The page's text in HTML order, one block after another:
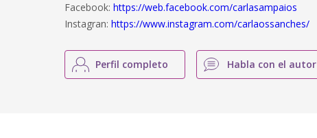
Facebook:https://web.facebook.com/carlasampaios
Instagran:https://www.instagram.com/carlaossanches/
Perfil completo Habla con el autor